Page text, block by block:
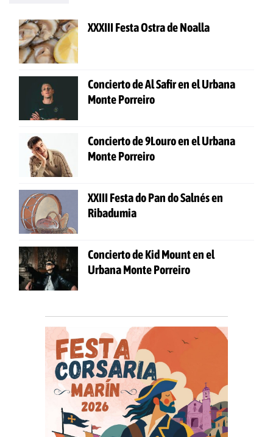
XXXIII Festa Ostra de Noalla
Concierto de Al Safir en el Urbana
Monte Porreiro
Concierto de 9Louro en el Urbana
Monte Porreiro
XXIII Festa do Pan do Salnés en
Ribadumia
Concierto de Kid Mount en el
Urbana Monte Porreiro